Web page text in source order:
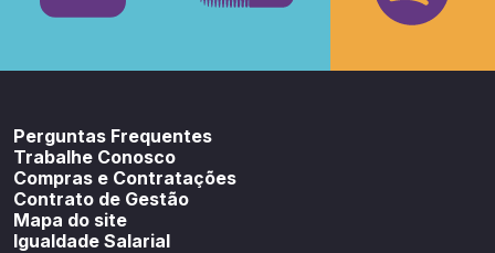
Perguntas Frequentes
Trabalhe Conosco
Compras e Contratações
Contrato de Gestão
Mapa do site
Igualdade Salarial